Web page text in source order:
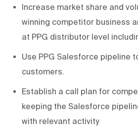
Increase market share and
winning competitor business
at PPG distributor level
Use PPG Salesforce pipeline
customers.
Establish a call plan for
keeping the Salesforce
with relevant activity